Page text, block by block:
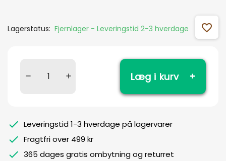
Lagerstatus: Fjernlager - Leveringstid 2-3 hverdage favorite_outline
Læg i kurv
Leveringstid 1-3 hverdage på lagervarer
Fragtfri over 499 kr
365 dages gratis ombytning og returret